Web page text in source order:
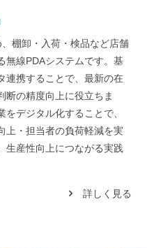
、棚卸・入荷・検品など店舗
無線PDAシステムです。基
連携することで、最新の在
断の精度向上に役立ちま
デジタル化することで、
上・担当者の負荷軽減を実
生産性向上につながる実践
詳しく見る